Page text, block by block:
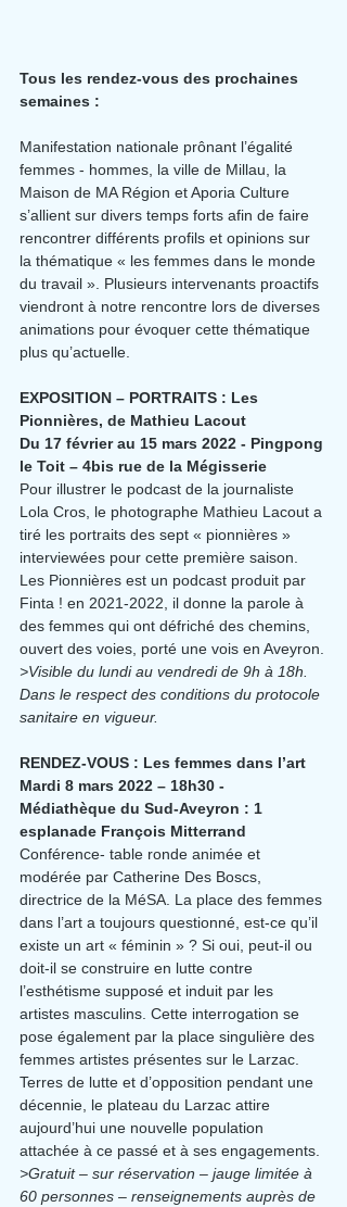
Tous les rendez-vous des prochaines
semaines :
Manifestation nationale prônant l’égalité
femmes - hommes, la ville de Millau, la
Maison de MA Région et Aporia Culture
s’allient sur divers temps forts afin de faire
rencontrer différents profils et opinions sur
la thématique « les femmes dans le monde
du travail ». Plusieurs intervenants proactifs
viendront à notre rencontre lors de diverses
animations pour évoquer cette thématique
plus qu’actuelle.
EXPOSITION – PORTRAITS : Les
Pionnières, de Mathieu Lacout
Du 17 février au 15 mars 2022 - Pingpong
le Toit – 4bis rue de la Mégisserie
Pour illustrer le podcast de la journaliste
Lola Cros, le photographe Mathieu Lacout a
tiré les portraits des sept « pionnières »
interviewées pour cette première saison.
Les Pionnières est un podcast produit par
Finta ! en 2021-2022, il donne la parole à
des femmes qui ont défriché des chemins,
ouvert des voies, porté une vois en Aveyron.
>Visible du lundi au vendredi de 9h à 18h.
Dans le respect des conditions du protocole
sanitaire en vigueur.
RENDEZ-VOUS : Les femmes dans l’art
Mardi 8 mars 2022 – 18h30 -
Médiathèque du Sud-Aveyron : 1
esplanade François Mitterrand
Conférence- table ronde animée et
modérée par Catherine Des Boscs,
directrice de la MéSA. La place des femmes
dans l’art a toujours questionné, est-ce qu’il
existe un art « féminin » ? Si oui, peut-il ou
doit-il se construire en lutte contre
l’esthétisme supposé et induit par les
artistes masculins. Cette interrogation se
pose également par la place singulière des
femmes artistes présentes sur le Larzac.
Terres de lutte et d’opposition pendant une
décennie, le plateau du Larzac attire
aujourd’hui une nouvelle population
attachée à ce passé et à ses engagements.
>Gratuit – sur réservation – jauge limitée à
60 personnes – renseignements auprès de